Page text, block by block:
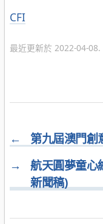
分
CFI
最近更新於 2022-04-08.
←
第九屆澳門創
→
航天圓夢童心
新聞稿)